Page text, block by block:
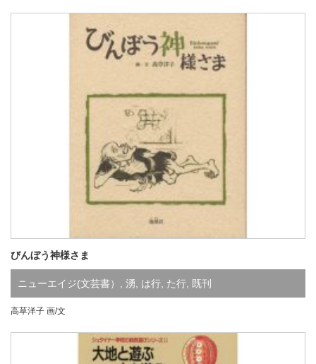
びんぼう神様さま
ニューエイジ(文芸書） , 湧, は行, た行, 既刊
高草洋子 画/文